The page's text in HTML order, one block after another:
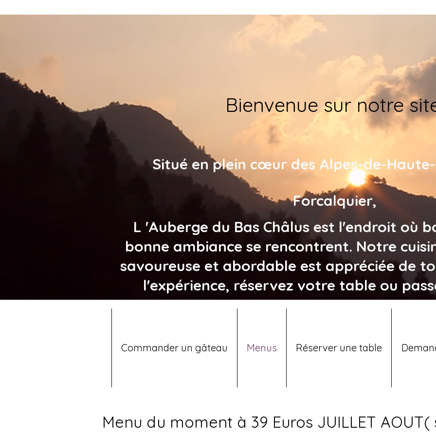
Bienvenue sur notre
Situé en plein cœurdes Alpes-de-
Forcalquier,
L 'Auberge du Bas Châlus est l'endroit où
bonne ambiance se rencontrent. Notre
savoureuse et abordable est appréciée de
l'expérience, réservez votre table ou
Réserver une table
Menus
Commander un gâteau
Menu du moment à 39 Euros JUILLET